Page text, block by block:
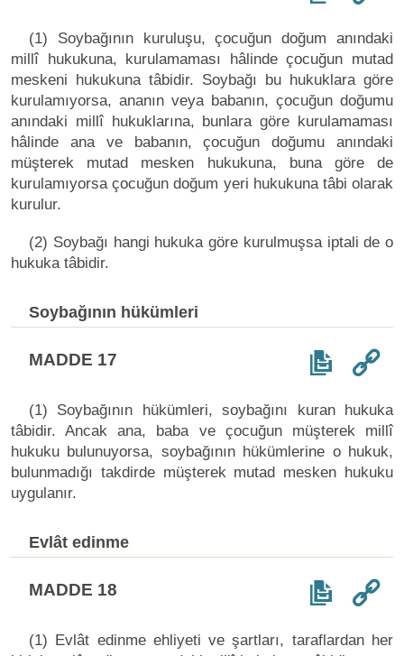
(1) Soybağının kuruluşu, çocuğun doğum anındaki
millî hukukuna, kurulamaması hâlinde çocuğun mutad
meskeni hukukuna tâbidir. Soybağı bu hukuklara göre
kurulamıyorsa, ananın veya babanın, çocuğun doğumu
anındaki millî hukuklarına, bunlara göre kurulamaması
hâlinde ana ve babanın, çocuğun doğumu anındaki
müşterek mutad mesken hukukuna, buna göre de
kurulamıyorsa çocuğun doğum yeri hukukuna tâbi olarak
kurulur.
(2) Soybağı hangi hukuka göre kurulmuşsa iptali de o
hukuka tâbidir.
Soybağının hükümleri
MADDE 17
(1) Soybağının hükümleri, soybağını kuran hukuka
tâbidir. Ancak ana, baba ve çocuğun müşterek millî
hukuku bulunuyorsa, soybağının hükümlerine o hukuk,
bulunmadığı takdirde müşterek mutad mesken hukuku
uygulanır.
Evlât edinme
MADDE 18
(1) Evlât edinme ehliyeti ve şartları, taraflardan her